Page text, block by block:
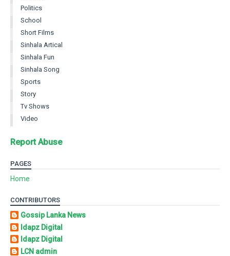
Politics
School
Short Films
Sinhala Artical
Sinhala Fun
Sinhala Song
Sports
Story
Tv Shows
Video
Report Abuse
PAGES
Home
CONTRIBUTORS
Gossip Lanka News
Idapz Digital
Idapz Digital
LCN admin